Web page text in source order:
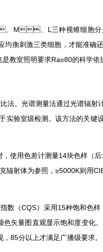
M、L三种视锥细胞分别对
刺激三类细胞，才能准确
教室照明要求Ra≥80的科学依据
。光谱测量法通过光谱辐射计
室级检测。该方法的关键设
用色差计测量14块色样（后增至
射体为参照，≥5000K则用CIE
（CQS）采用15种饱和色样
量图直观显示饱和度变化
85分以上才满足广播级要求。